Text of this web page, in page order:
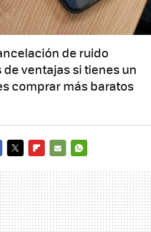
de ruido
ventajas si tienes un
comprar más baratos
MAIL